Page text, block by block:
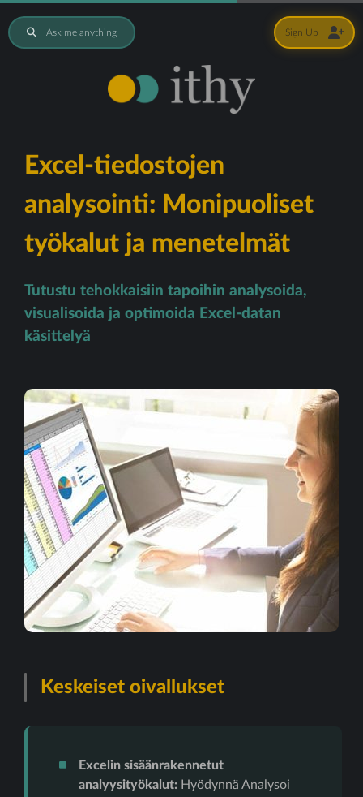
Ask me anything
Excel-tiedostojen
analysointi: Monipuoliset
työkalut ja menetelmät
Tutustu tehokkaisiin tapoihin analysoida,
visualisoida ja optimoida Excel-datan
käsittelyä
Keskeiset oivallukset
Excelin sisäänrakennetut
analyysityökalut:Hyödynnä Analysoi
Sign Up